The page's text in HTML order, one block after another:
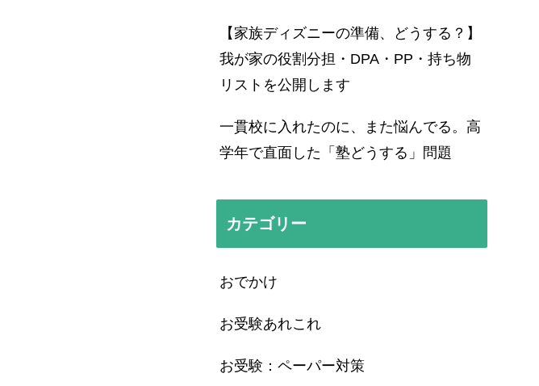
【家族ディズニーの準備、どうする？】
我が家の役割分担・DPA・PP・持ち物
リストを公開します
一貫校に入れたのに、また悩んでる。高
学年で直面した「塾どうする」問題
カテゴリー
おでかけ
お受験あれこれ
お受験：ペーパー対策